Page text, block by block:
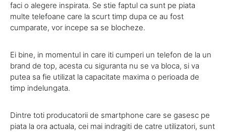
faci o alegere inspirata. Se stie faptul ca sunt pe piata
multe telefoane care la scurt timp dupa ce au fost
cumparate, vor incepe sa se blocheze.
Ei bine, in momentul in care iti cumperi un telefon de la un
brand de top, acesta cu siguranta nu se va bloca, si va
putea sa fie utilizat la capacitate maxima o perioada de
timp indelungata.
Dintre toti producatorii de smartphone care se gasesc pe
piata la ora actuala, cei mai indragiti de catre utilizatori, sunt